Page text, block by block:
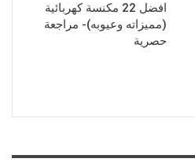
افضل 22 مكنسة كهربائية
(مميزاته وعيوبه)- مراجعة
حصرية